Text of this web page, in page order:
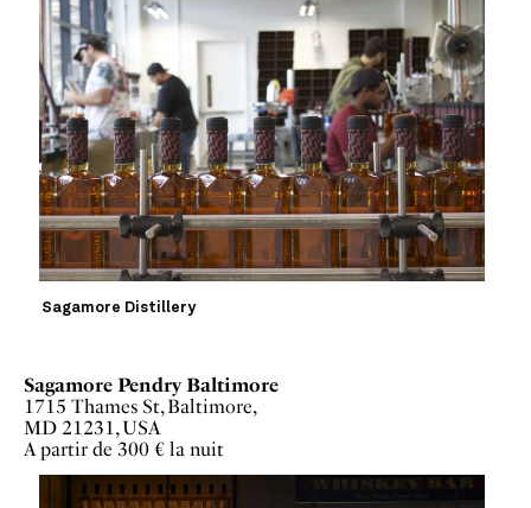
Sagamore Distillery
Sagamore Pendry Baltimore
1715 Thames St, Baltimore,
MD 21231, USA
A partir de 300 € la nuit